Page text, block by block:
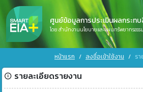
ศูนย์ข้อมูลการประเมินผลกระท
โดย สำนักงานนโยบายและแผนทรัพยากรธรร
หน้าแรก ลงชื่อเข้าใช้งาน รา
รายละเอียดรายงาน